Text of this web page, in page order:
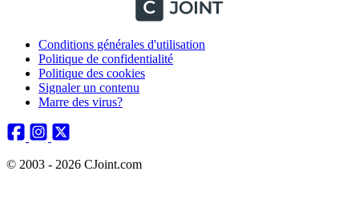
Conditions générales d'utilisation
Politique de confidentialité
Politique des cookies
Signaler un contenu
Marre des virus?
© 2003 - 2026 CJoint.com